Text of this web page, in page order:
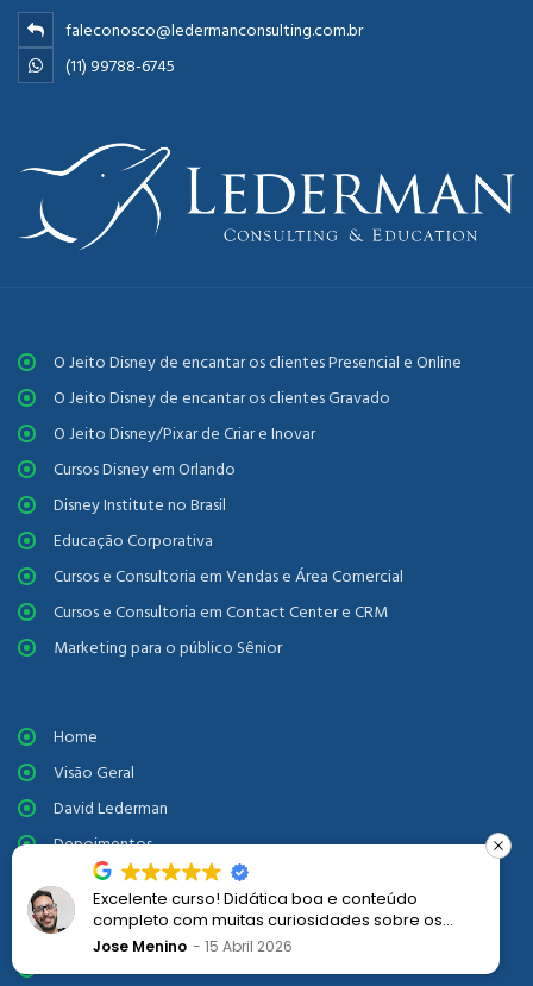
faleconosco@ledermanconsulting.com.br
(11) 99788-6745
O Jeito Disney de encantar os clientes Presencial e Online
O Jeito Disney de encantar os clientes Gravado
O Jeito Disney/Pixar de Criar e Inovar
Cursos Disney em Orlando
Disney Institute no Brasil
Educação Corporativa
Cursos e Consultoria em Vendas e Área Comercial
Cursos e Consultoria em Contact Center e CRM
Marketing para o público Sênior
Home
Visão Geral
David Lederman
Depoimentos
Política de Privacidade
Clientes
Excelente curso! Didática boa e conteúdo
completo com muitas curiosidades sobre os
processos Disney e a proposta de encantamento
Jose Menino 15 Abril 2026